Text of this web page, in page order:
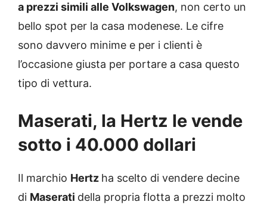
a prezzi simili alle Volkswagen, non certo un
bello spot per la casa modenese. Le cifre
sono davvero minime e per i clienti è
l’occasione giusta per portare a casa questo
tipo di vettura.
Maserati, la Hertz le vende
sotto i 40.000 dollari
Il marchio Hertz ha scelto di vendere decine
di Maserati della propria flotta a prezzi molto